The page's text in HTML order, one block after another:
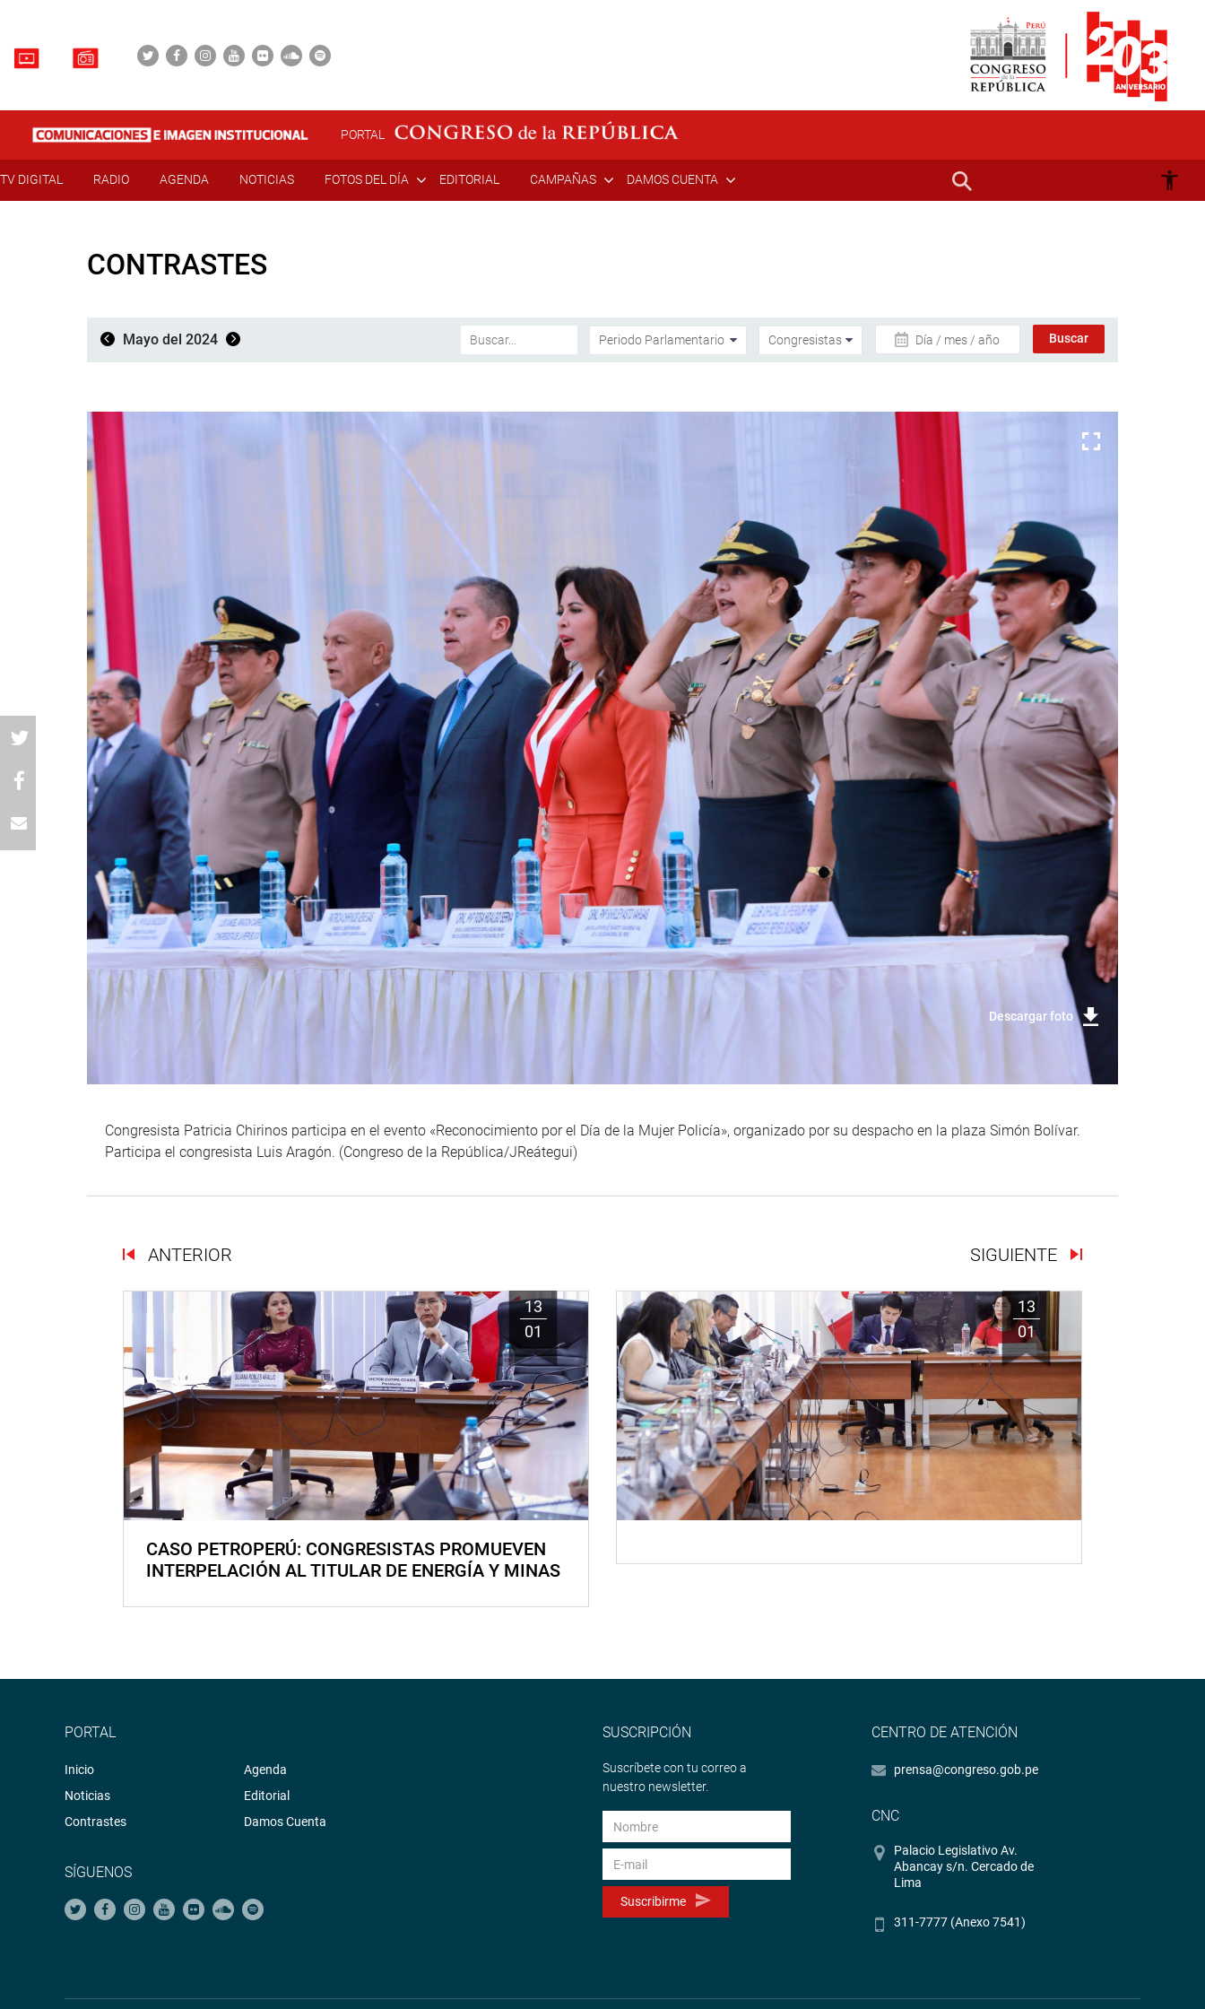
PORTAL
TV DIGITAL RADIO AGENDA NOTICIAS FOTOS DEL DÍA EDITORIAL CAMPAÑAS DAMOS CUENTA
CONTRASTES
Mayo del 2024 Día / mes / año
Descargar foto
Congresista Patricia Chirinos participa en el evento «Reconocimiento por el Día de la Mujer Policía», organizado por su despacho en la plaza Simón Bolívar.
Participa el congresista Luis Aragón. (Congreso de la República/JReátegui)
ANTERIOR SIGUIENTE
13
01
CASO PETROPERÚ: CONGRESISTAS PROMUEVEN
INTERPELACIÓN AL TITULAR DE ENERGÍA Y MINAS
13
01
PORTAL
Inicio
Noticias
Contrastes
Agenda
Editorial
Damos Cuenta
SÍGUENOS
SUSCRIPCIÓN
Suscríbete con tu correo a
nuestro newsletter.
Suscribirme
CENTRO DE ATENCIÓN
prensa@congreso.gob.pe
CNC
Palacio Legislativo Av.
Abancay s/n. Cercado de
Lima
311-7777 (Anexo 7541)